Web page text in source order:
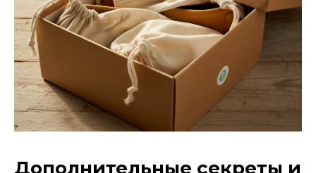
Дополнительные секреты и